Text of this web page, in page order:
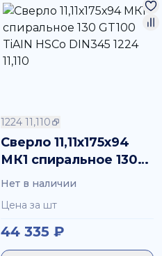
1224 11,110
Сверло 11,11х175х94
МК1 спиральное 130
GT100 TiAIN HSCo
Нет в наличии
Цена за шт
44 335 ₽